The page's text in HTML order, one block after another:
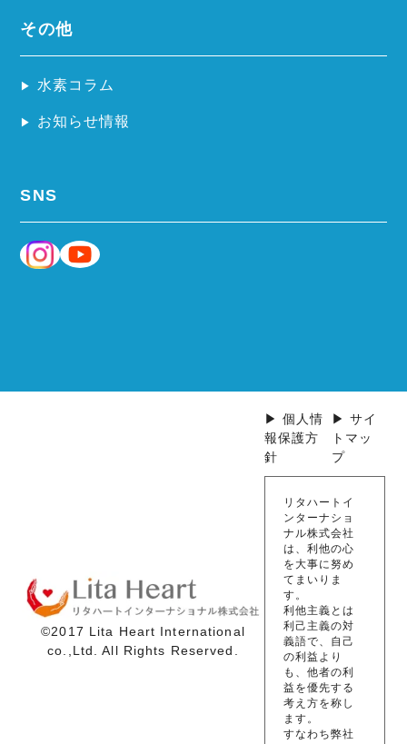
その他
水素コラム
お知らせ情報
SNS
©2017 Lita Heart International
co.,Ltd. All Rights Reserved.
▶ 個人情
報保護方
針
▶ サイ
トマッ
プ
リタハートイ
ンターナショ
ナル株式会社
は、利他の心
を大事に努め
てまいりま
す。
利他主義とは
利己主義の対
義語で、自己
の利益より
も、他者の利
益を優先する
考え方を称し
ます。
すなわち弊社